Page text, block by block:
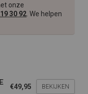
onze
30 92 . We helpen
€49,95 BEKIJKEN